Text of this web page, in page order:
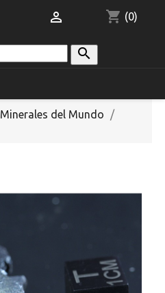
shopping_cart (0)


Minerales del Mundo